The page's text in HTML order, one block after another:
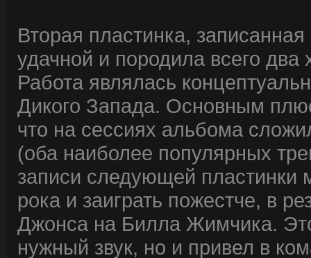
Вторая пластинка,
удачной и породила всего
Работа являлась
Дикого Запада. Основным
что на сессиях альбома
(оба наиболее популярных
записи следующей пластинки
рока и заиграть пожестче, в
Джонса на Билла Жимчика.
нужный звук, но и привел в